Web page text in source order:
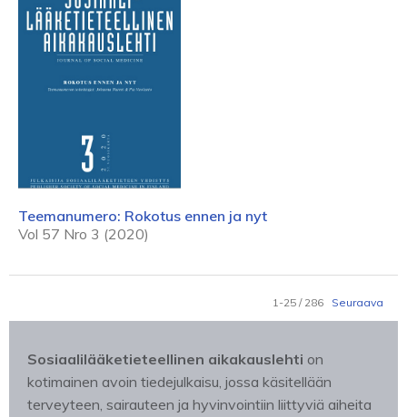
Teemanumero: Rokotus ennen ja nyt
Vol 57 Nro 3 (2020)
1-25 / 286 Seuraava
Sosiaalilääketieteellinen aikakauslehti on
kotimainen avoin tiedejulkaisu, jossa käsitellään
terveyteen, sairauteen ja hyvinvointiin liittyviä aiheita